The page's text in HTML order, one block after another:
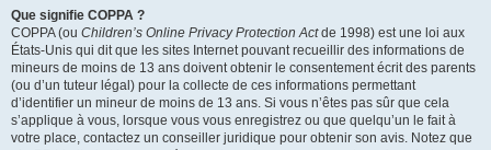
Que signifie COPPA ?
COPPA (ou Children’s Online Privacy Protection Actde 1998) est une loi aux
États-Unis qui dit que les sites Internet pouvant recueillir des informations de
mineurs de moins de 13 ans doivent obtenir le consentement écrit des parents
(ou d’un tuteur légal) pour la collecte de ces informations permettant
d’identifier un mineur de moins de 13 ans. Si vous n’êtes pas sûr que cela
s’applique à vous, lorsque vous vous enregistrez ou que quelqu’un le fait à
votre place, contactez un conseiller juridique pour obtenir son avis. Notez que